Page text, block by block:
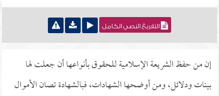
التفريغ النصي الكامل
إن من حفظ الشريعة الإسلامية للحقوق بأنواعها أن جعلت لها
بينات ودلائل، ومن أوضحها الشهادات، فبالشهادة تصان الأموال